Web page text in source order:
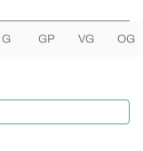
G GP VG OG